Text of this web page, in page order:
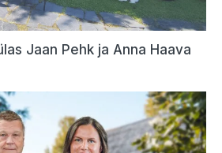
Jaan Pehk ja Anna Haava